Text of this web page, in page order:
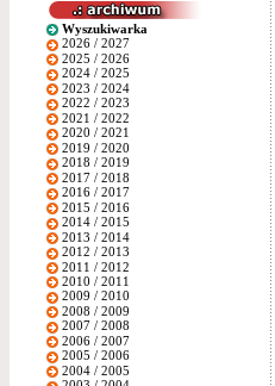
Wyszukiwarka
2026 / 2027
2025 / 2026
2024 / 2025
2023 / 2024
2022 / 2023
2021 / 2022
2020 / 2021
2019 / 2020
2018 / 2019
2017 / 2018
2016 / 2017
2015 / 2016
2014 / 2015
2013 / 2014
2012 / 2013
2011 / 2012
2010 / 2011
2009 / 2010
2008 / 2009
2007 / 2008
2006 / 2007
2005 / 2006
2004 / 2005